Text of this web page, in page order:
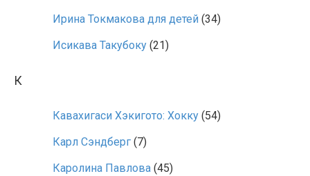
Ирина Токмакова для детей (34)
Исикава Такубоку (21)
К
Кавахигаси Хэкигото: Хокку (54)
Карл Сэндберг (7)
Каролина Павлова (45)